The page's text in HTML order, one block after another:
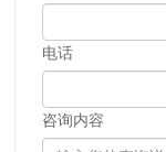
电话
咨询内容